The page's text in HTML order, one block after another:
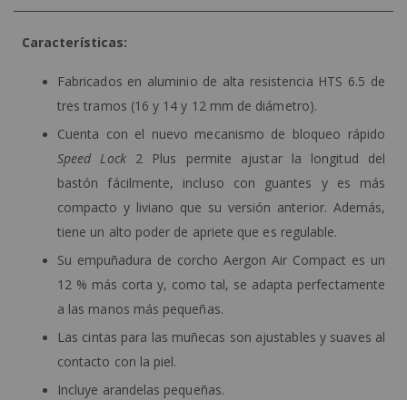
Características:
Fabricados en aluminio de alta resistencia HTS 6.5 de
tres tramos (16 y 14 y 12 mm de diámetro).
Cuenta con el nuevo mecanismo de bloqueo rápido
Speed Lock 2 Plus permite ajustar la longitud del
bastón fácilmente, incluso con guantes y es más
compacto y liviano que su versión anterior. Además,
tiene un alto poder de apriete que es regulable.
Su empuñadura de corcho Aergon Air Compact es un
12 % más corta y, como tal, se adapta perfectamente
a las manos más pequeñas.
Las cintas para las muñecas son ajustables y suaves al
contacto con la piel.
Incluye arandelas pequeñas.